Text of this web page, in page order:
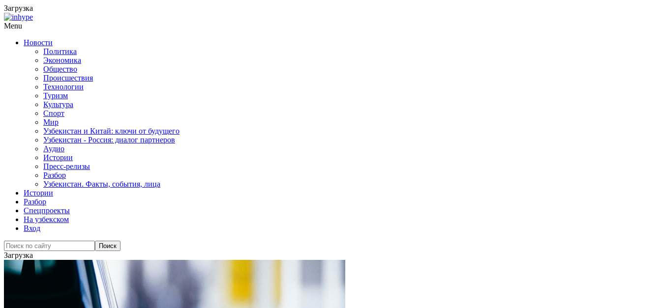
Загрузка
Menu
Новости
Политика
Экономика
Общество
Происшествия
Технологии
Туризм
Культура
Спорт
Мир
Узбекистан и Китай: ключи от будущего
Узбекистан - Россия: диалог партнеров
Аудио
Истории
Пресс-релизы
Разбор
Узбекистан. Факты, события, лица
Истории
Разбор
Спецпроекты
На узбекском
Вход
Загрузка